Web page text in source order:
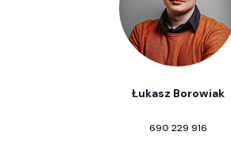
Łukasz Borowiak
690 229 916